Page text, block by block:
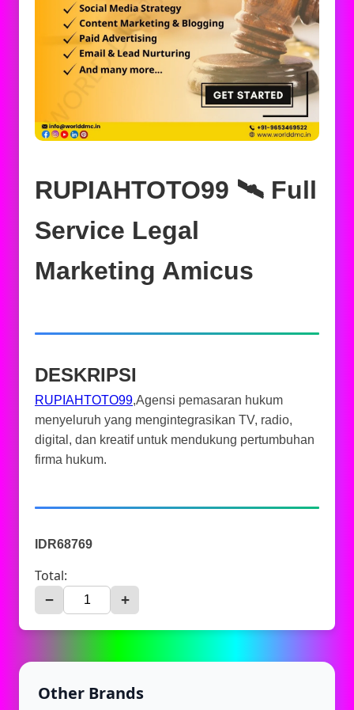
RUPIAHTOTO99 🛰️‍ Full
Service Legal
Marketing Amicus
DESKRIPSI
RUPIAHTOTO99,Agensi pemasaran hukum
menyeluruh yang mengintegrasikan TV, radio,
digital, dan kreatif untuk mendukung pertumbuhan
firma hukum.
IDR68769
Total:
− +
Other Brands